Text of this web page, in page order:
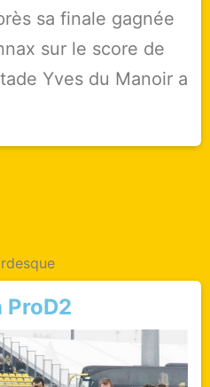
sa finale gagnée
sur le score de
Yves du Manoir a
ProD2